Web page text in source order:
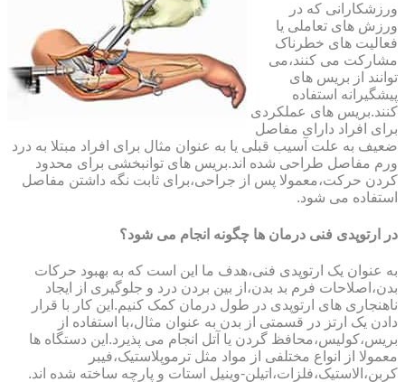
ورزشکارانی که در
ورزش های تعاملی یا
فعالیت های خطرناک
مشارکت می کنند،می
توانند از بریس های
پیشگیرانه استفاده
کنند.بریس های عملکردی
برای افراد دارای مفاصل
ضعیف به علت آسیب قبلی یا به عنوان مثال برای افراد مبتلا به درد
ورم مفاصل طراحی شده اند.بریس های توانبخشی برای محدود
کردن حرکت،معمولا پس از جراحی،برای ثابت نگه داشتن مفاصل
استفاده می شود.
در ارتوپدی فنی درمان ها چگونه انجام می شود؟
به عنوان یک ارتوپدی فنی،هدف ما این است که به بهبود حرکات
بدن،اصلاحات فرم بد بدن،از بین بردن درد و جلوگیری از ایجاد
ناهنجاری های ارتوپدی در طول درمان کمک کنیم.این کار با قرار
دادن یک ارتز در قسمتی از بدن به عنوان مثال،با استفاده از
بریس،کولیس،محافظ گردن یا آتل انجام می پذیرد.این دستگاه ها
معمولا از انواع مختلفی از مواد مثل ترموپلاستیک،فیبر
کربن،الاستیک،فلزات،اتیلن-وینیل استات و پارچه ساخته شده اند.